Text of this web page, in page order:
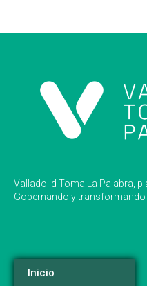
Valladolid Toma La Palabra,
Gobernando y transformando
Inicio